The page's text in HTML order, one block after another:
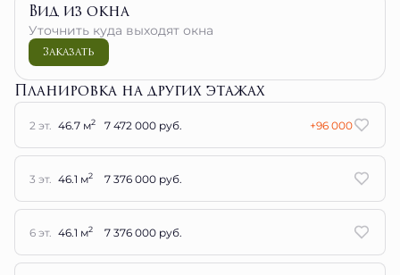
Вид из окна
Уточнить куда выходят окна
Заказать
Планировка на других этажах
2 эт. 46.7 м2 7 472 000 руб. +96 000
3 эт. 46.1 м2 7 376 000 руб.
6 эт. 46.1 м2 7 376 000 руб.